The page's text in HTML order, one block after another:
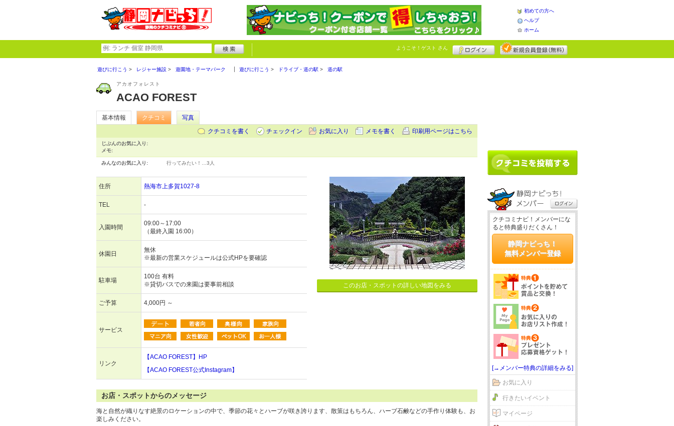
初めての方へ
ヘルプ
ホーム
ようこそ！ ゲスト さん
遊びに行こう レジャー施設 遊園地・テーマパーク 遊びに行こう ドライブ・道の駅 道の駅
アカオフォレスト
ACAO FOREST
基本情報 クチコミ
写真
クチコミを書く
チェックイン お気に入り メモを書く 印刷用ページはこちら
じぶんのお気に入り:
メモ:
みんなのお気に入り: 行ってみたい！… 3人
住所 熱海市上多賀1027-8
TEL -
入園時間
09:00～17:00
（最終入園 16:00）
休園日
無休
※最新の営業スケジュールは公式HPを要確認
駐車場
100台 有料
※貸切バスでの来園は要事前相談
ご予算 4,000円 ～
サービス
リンク
【ACAO FOREST】HP
【ACAO FOREST公式Instagram】
このお店・スポットの詳しい地図をみる
お店・スポットからのメッセージ
海と自然が織りなす絶景のロケーションの中で、季節の花々とハーブが咲き誇ります、散策はもちろん、ハーブ石鹸などの手作り体験も、お
楽しみください。
クチコミナビ！メンバーにな
ると特典盛りだくさん！
静岡ナビっち！
無料メンバー登録
[→メンバー特典の詳細をみる]
お気に入り
行きたいイベント
マイページ